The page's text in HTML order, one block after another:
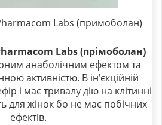
Labs (примоболан)
Labs (прімоболан)
анаболічним ефектом та
активністю. В ін’єкційній
і має тривалу дію на клітинні
для жінок бо не має побічних
ефектів.